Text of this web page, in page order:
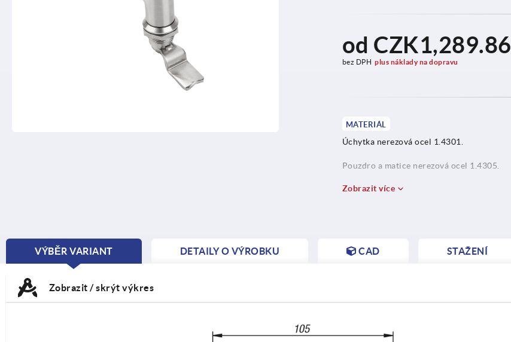
od CZK1,289.86
bez DPH plus náklady na dopravu
MATERIÁL
Úchytka nerezová ocel 1.4301.
Pouzdro a matice nerezová ocel 1.4305.
Zobrazit více
VÝBĚR VARIANT
CURRENT
DETAILY O VÝROBKU CAD STAŽENÍ
Zobrazit / skrýt výkres